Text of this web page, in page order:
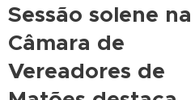
Sessão solene na
Câmara de
Vereadores de